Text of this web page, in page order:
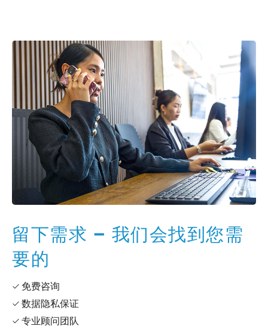
留下需求 – 我们会找到您需
要的
✓ 免费咨询
✓ 数据隐私保证
✓ 专业顾问团队